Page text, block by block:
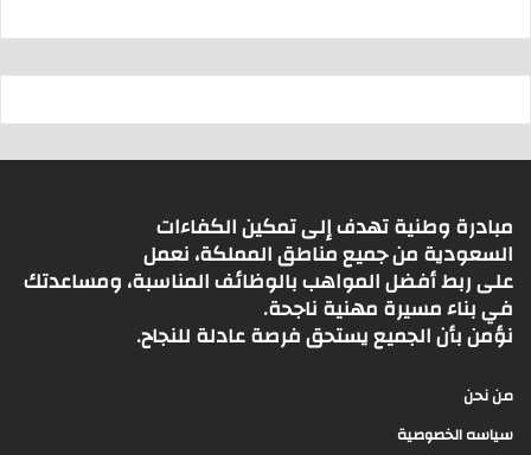
مبادرة وطنية تهدف إلى تمكين الكفاءات
السعودية من جميع مناطق المملكة، نعمل
على ربط أفضل المواهب بالوظائف المناسبة، ومساعدتك
في بناء مسيرة مهنية ناجحة.
نؤمن بأن الجميع يستحق فرصة عادلة للنجاح.
من نحن
سياسه الخصوصية